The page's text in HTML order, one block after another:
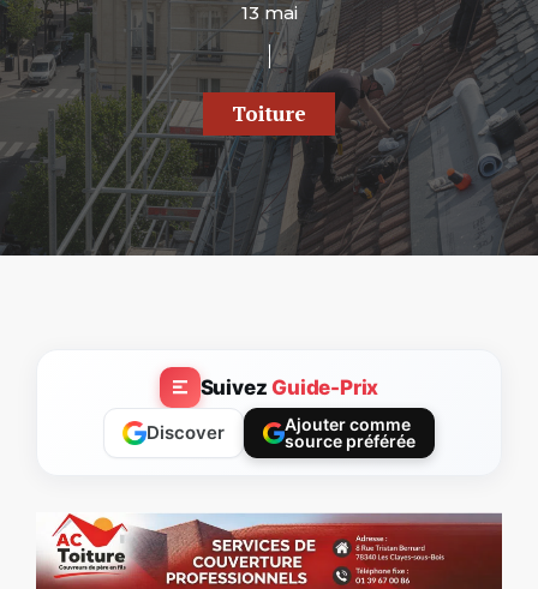
13 mai
Toiture
SuivezGuide-Prix
Discover
Ajouter comme
source préférée